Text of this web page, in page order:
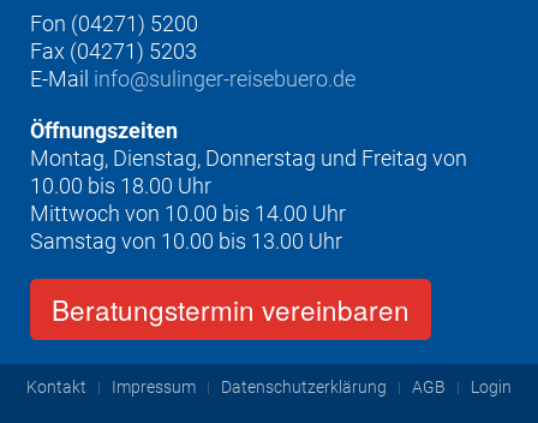
Fon (04271) 5200
Fax (04271) 5203
E-Mail info@sulinger-reisebuero.de
Öffnungszeiten
Montag, Dienstag, Donnerstag und Freitag von
10.00 bis 18.00 Uhr
Mittwoch von 10.00 bis 14.00 Uhr
Samstag von 10.00 bis 13.00 Uhr
Beratungstermin vereinbaren
Kontakt Impressum Datenschutzerklärung AGB Login